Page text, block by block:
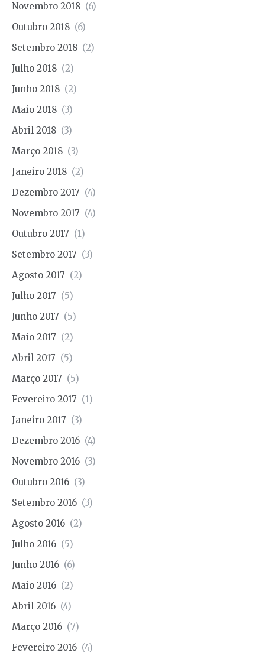
Novembro 2018 (6)
Outubro 2018 (6)
Setembro 2018 (2)
Julho 2018 (2)
Junho 2018 (2)
Maio 2018 (3)
Abril 2018 (3)
Março 2018 (3)
Janeiro 2018 (2)
Dezembro 2017 (4)
Novembro 2017 (4)
Outubro 2017 (1)
Setembro 2017 (3)
Agosto 2017 (2)
Julho 2017 (5)
Junho 2017 (5)
Maio 2017 (2)
Abril 2017 (5)
Março 2017 (5)
Fevereiro 2017 (1)
Janeiro 2017 (3)
Dezembro 2016 (4)
Novembro 2016 (3)
Outubro 2016 (3)
Setembro 2016 (3)
Agosto 2016 (2)
Julho 2016 (5)
Junho 2016 (6)
Maio 2016 (2)
Abril 2016 (4)
Março 2016 (7)
Fevereiro 2016 (4)